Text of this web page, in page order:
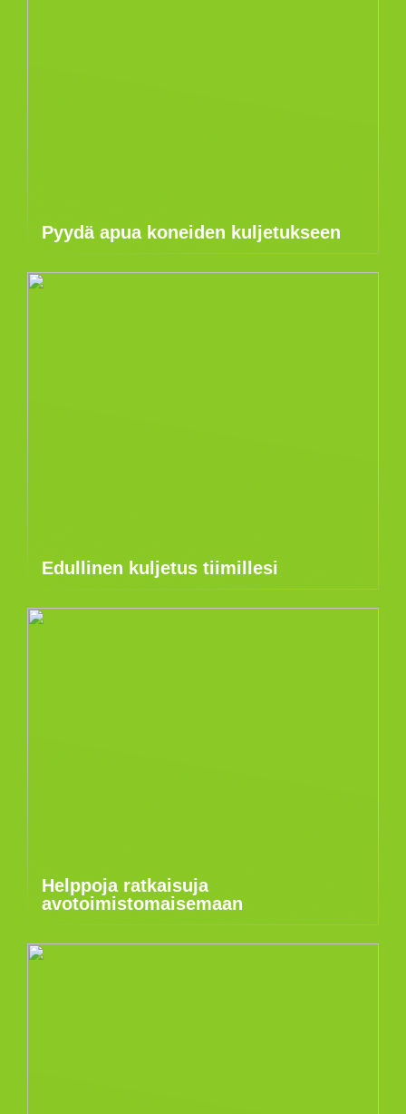
Pyydä apua koneiden kuljetukseen
Edullinen kuljetus tiimillesi
Helppoja ratkaisuja
avotoimistomaisemaan